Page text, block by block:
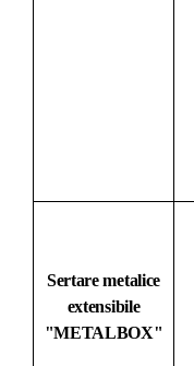
Sertare metalice
extensibile
"METALBOX"